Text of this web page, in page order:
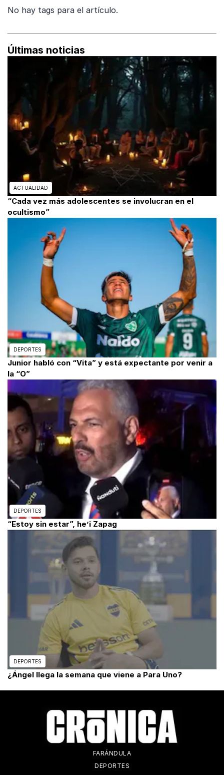
No hay tags para el artículo.
Últimas noticias
ACTUALIDAD
“Cada vez más adolescentes se involucran en el
ocultismo”
DEPORTES
Junior habló con “Vita” y está expectante por venir a
la “O”
DEPORTES
“Estoy sin estar”, he’i Zapag
DEPORTES
¿Ángel llega la semana que viene a Para Uno?
FARÁNDULA
DEPORTES